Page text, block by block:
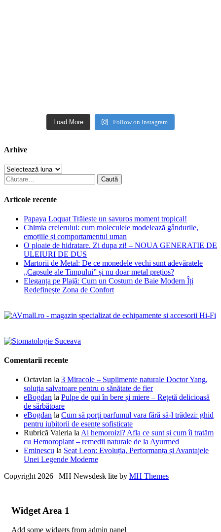
Load More Follow on Instagram
Arhive
Arhive
Caută
după:
Articole recente
Papaya Loquat Trăiește un savuros moment tropical!
Chimia creierului: cum moleculele modelează gândurile,
emoțiile și comportamentul uman
O ploaie de hidratare. Zi dupa zi! – NOUA GENERATIE DE
ULEIURI DE DUS
Martorii de Metal: De ce monedele vechi sunt adevăratele
„Capsule ale Timpului” și nu doar metal prețios?
Eleganța pe Plajă: Cum un Costum de Baie Modern Îți
Redefinește Zona de Confort
Comentarii recente
Octavian la 3 Miracole – Suplimente naturale Doctor Yang,
soluția salvatoare pentru o sănătate de fier
eBogdan la Pulpe de pui în bere și miere – Rețetă delicioasă
de sărbătoare
eBogdan la Cum să porți parfumul vara fără să-l trădezi: ghid
pentru iubitorii de esențe sofisticate
Rubrică Valeria la Ai hemoroizi? Afla ce sunt și cum îi tratăm
cu Hemoroplant – remedii naturale de la Ayurmed
Eminescu la Seat Leon: Evoluția, Performanța și Avantajele
Unei Legende Moderne
Copyright 2026 | MH Newsdesk lite by MH Themes
Widget Area 1
Add some widgets from admin panel